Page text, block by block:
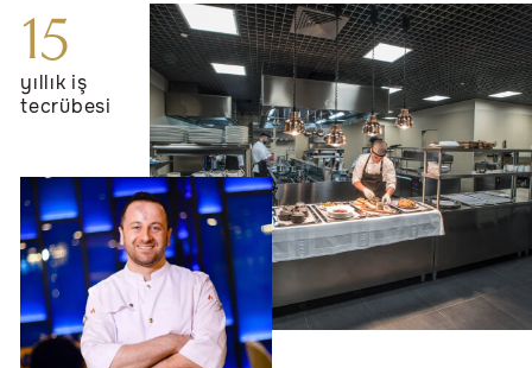
15
yıllık iş
tecrübesi